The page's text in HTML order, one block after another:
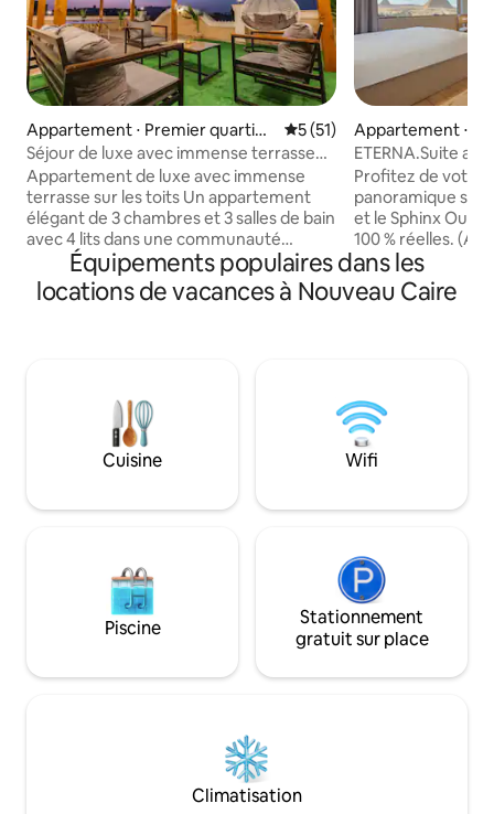
Appartement ⋅ Premier quartier
du Nouveau Caire
Évaluation moyenne sur la
5 (51)
Séjour de luxe avec immense terrasse
privée et vue sur la ville
Appartement de luxe avec immense
terrasse sur les toits Un appartement
élégant de 3 chambres et 3 salles de bain
avec 4 lits dans une communauté
fermée calme. Profitez d'une immense
terrasse privée sur le toit avec vue sur la
ville, table de ping-pong, babyfoot,
Waterway et Downtown Mall, à 20 min
de l'aéroport, 30 min des pyramides et
du GEM. L'appartement est au 3e étage
avec des escaliers uniquement (pas
aide avec les bagages.
Appartement ⋅ Al
ETERNA.Suite
pyramides et
Profitez de votre
panoramique sur
et le Sphinx Oui,
100 % réelles.
consulter nos
Offrez-vous une
toutes les
d'entrée des
mieux de votre
consulter nos
engageons à
Équipements populaires dans les
locations de vacances à Nouveau Caire
Cuisine Wifi
Piscine
Stationnement
gratuit sur place
Climatisation